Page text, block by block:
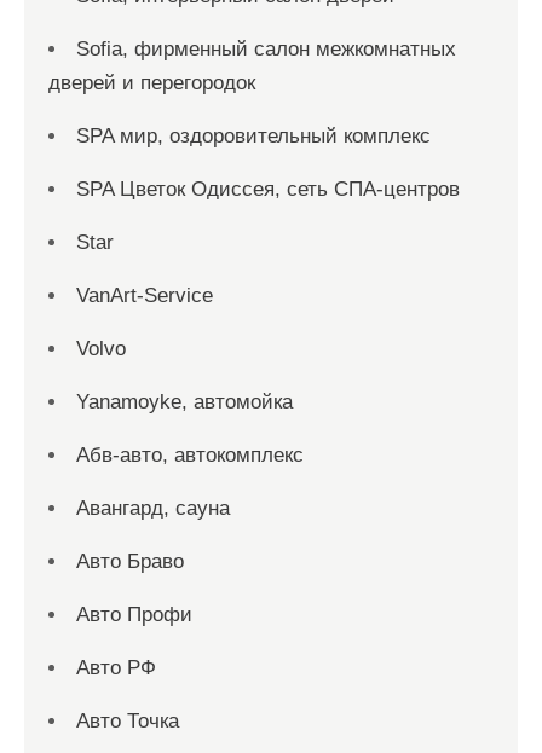
Sofia, фирменный салон межкомнатных
дверей и перегородок
SPA мир, оздоровительный комплекс
SPA Цветок Одиссея, сеть СПА-центров
Star
VanArt-Service
Volvo
Yanamoyke, автомойка
Абв-авто, автокомплекс
Авангард, сауна
Авто Браво
Авто Профи
Авто РФ
Авто Точка